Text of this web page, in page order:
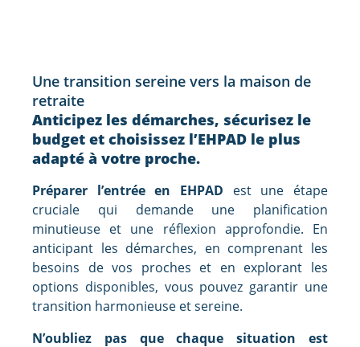
Une transition sereine vers la maison de
retraite
Anticipez les démarches, sécurisez le
budget et choisissez l’EHPAD le plus
adapté à votre proche.
Préparer l’entrée en EHPAD est une étape
cruciale qui demande une planification
minutieuse et une réflexion approfondie. En
anticipant les démarches, en comprenant les
besoins de vos proches et en explorant les
options disponibles, vous pouvez garantir une
transition harmonieuse et sereine.
N’oubliez pas que chaque situation est